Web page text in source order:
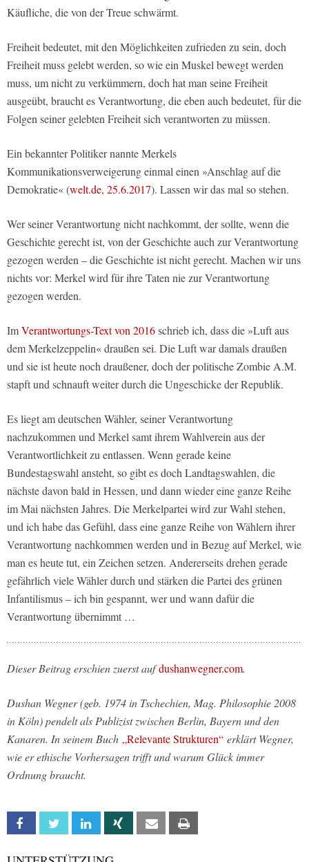
Käufliche, die von der Treue schwärmt.
Freiheit bedeutet, mit den Möglichkeiten zufrieden zu sein, doch
Freiheit muss gelebt werden, so wie ein Muskel bewegt werden
muss, um nicht zu verkümmern, doch hat man seine Freiheit
ausgeübt, braucht es Verantwortung, die eben auch bedeutet, für die
Folgen seiner gelebten Freiheit sich verantworten zu müssen.
Ein bekannter Politiker nannte Merkels
Kommunikationsverweigerung einmal einen »Anschlag auf die
Demokratie« (welt.de, 25.6.2017). Lassen wir das mal so stehen.
Wer seiner Verantwortung nicht nachkommt, der sollte, wenn die
Geschichte gerecht ist, von der Geschichte auch zur Verantwortung
gezogen werden – die Geschichte ist nicht gerecht. Machen wir uns
nichts vor: Merkel wird für ihre Taten nie zur Verantwortung
gezogen werden.
ImVerantwortungs-Text von 2016schrieb ich, dass die »Luft aus
dem Merkelzeppelin« draußen sei. Die Luft war damals draußen
und sie ist heute noch draußener, doch der politische Zombie A.M.
stapft und schnauft weiter durch die Ungeschicke der Republik.
Es liegt am deutschen Wähler, seiner Verantwortung
nachzukommen und Merkel samt ihrem Wahlverein aus der
Verantwortlichkeit zu entlassen. Wenn gerade keine
Bundestagswahl ansteht, so gibt es doch Landtagswahlen, die
nächste davon bald in Hessen, und dann wieder eine ganze Reihe
im Mai nächsten Jahres. Die Merkelpartei wird zur Wahl stehen,
und ich habe das Gefühl, dass eine ganze Reihe von Wählern ihrer
Verantwortung nachkommen werden und in Bezug auf Merkel, wie
man es heute tut, ein Zeichen setzen. Andererseits drehen gerade
gefährlich viele Wähler durch und stärken die Partei des grünen
Infantilismus – ich bin gespannt, wer und wann dafür die
Verantwortung übernimmt …
Dieser Beitrag erschien zuerst aufdushanwegner.com.
Dushan Wegner (geb. 1974 in Tschechien, Mag. Philosophie 2008
in Köln) pendelt als Publizist zwischen Berlin, Bayern und den
Kanaren. In seinem Buch „Relevante Strukturen“ erklärt Wegner,
wie er ethische Vorhersagen trifft und warum Glück immer
Ordnung braucht.
Facebook Twitter Linkedin Xing Email